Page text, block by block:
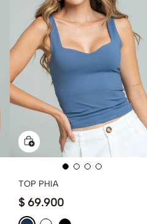
TOP PHIA
$ 69.900